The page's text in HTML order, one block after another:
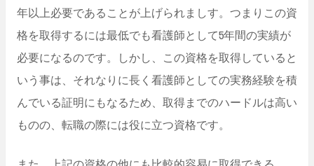
年以上必要であることが上げられましす。つまりこの資
格を取得するには最低でも看護師として5年間の実績が
必要になるのです。しかし、この資格を取得していると
いう事は、それなりに長く看護師としての実務経験を積
んでいる証明にもなるため、取得までのハードルは高い
ものの、転職の際には役に立つ資格です。